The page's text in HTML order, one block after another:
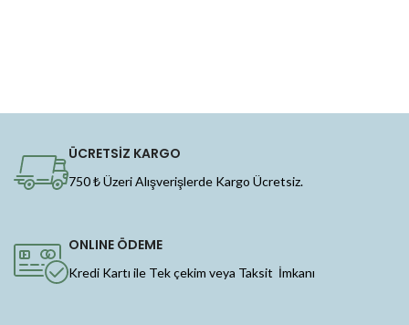
ÜCRETSİZ KARGO
750 ₺ Üzeri Alışverişlerde Kargo Ücretsiz.
ONLINE ÖDEME
Kredi Kartı ile Tek çekim veya Taksit İmkanı